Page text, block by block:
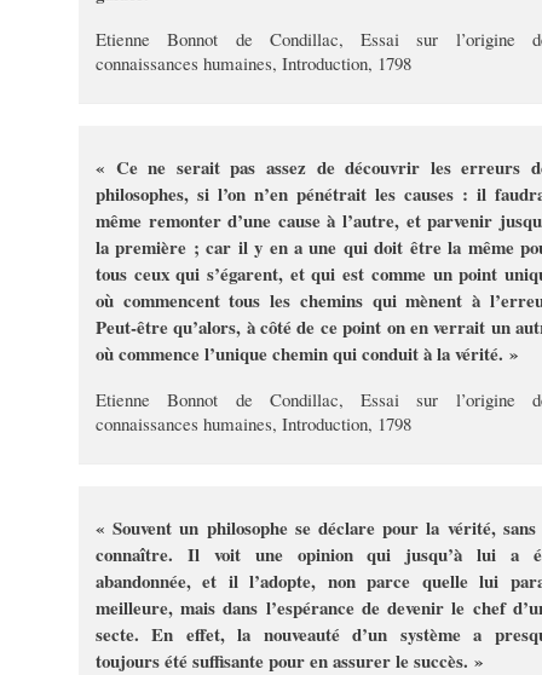
Etienne Bonnot de Condillac, Essai sur l’origine
connaissances humaines, Introduction, 1798
« Ce ne serait pas assez de découvrir les erreurs
philosophes, si l’on n’en pénétrait les causes : il
même remonter d’une cause à l’autre, et parvenir
la première ; car il y en a une qui doit être la même
tous ceux qui s’égarent, et qui est comme un point
où commencent tous les chemins qui mènent à
Peut-être qu’alors, à côté de ce point on en verrait un
où commence l’unique chemin qui conduit à la vérité. »
Etienne Bonnot de Condillac, Essai sur l’origine
connaissances humaines, Introduction, 1798
« Souvent un philosophe se déclare pour la vérité,
connaître. Il voit une opinion qui jusqu’à lui a
abandonnée, et il l’adopte, non parce quelle lui
meilleure, mais dans l’espérance de devenir le chef
secte. En effet, la nouveauté d’un système a
toujours été suffisante pour en assurer le succès. »